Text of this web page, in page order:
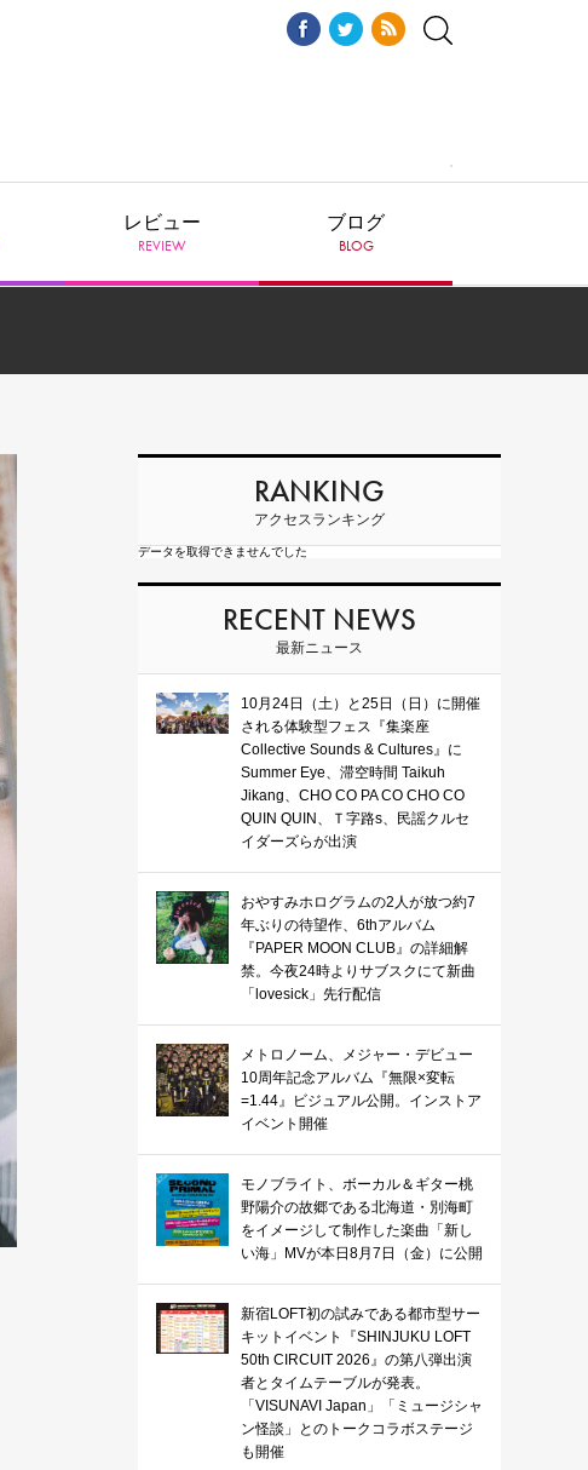
レビュー
REVIEW
ブログ
BLOG
RANKING
アクセスランキング
データを取得できませんでした
RECENT NEWS
最新ニュース
10月24日（土）と25日（日）に開催
される体験型フェス『集楽座
Collective Sounds & Cultures』に
Summer Eye、滞空時間 Taikuh
Jikang、CHO CO PA CO CHO CO
QUIN QUIN、Ｔ字路s、民謡クルセ
イダーズらが出演
おやすみホログラムの2人が放つ約7
年ぶりの待望作、6thアルバム
『PAPER MOON CLUB』の詳細解
禁。今夜24時よりサブスクにて新曲
「lovesick」先行配信
メトロノーム、メジャー・デビュー
10周年記念アルバム『無限×変転
=1.44』ビジュアル公開。インストア
イベント開催
モノブライト、ボーカル＆ギター桃
野陽介の故郷である北海道・別海町
をイメージして制作した楽曲「新し
い海」MVが本日8月7日（金）に公開
新宿LOFT初の試みである都市型サー
キットイベント『SHINJUKU LOFT
50th CIRCUIT 2026』の第八弾出演
者とタイムテーブルが発表。
「VISUNAVI Japan」「ミュージシャ
ン怪談」とのトークコラボステージ
も開催